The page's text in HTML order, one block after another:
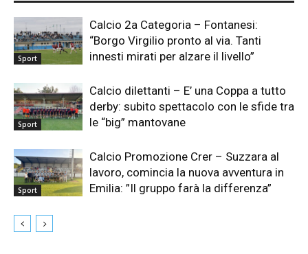
Sport
Calcio 2a Categoria – Fontanesi:
“Borgo Virgilio pronto al via. Tanti
innesti mirati per alzare il livello”
Sport
Calcio dilettanti – E’ una Coppa a tutto
derby: subito spettacolo con le sfide tra
le “big” mantovane
Sport
Calcio Promozione Crer – Suzzara al
lavoro, comincia la nuova avventura in
Emilia: ”Il gruppo farà la differenza”